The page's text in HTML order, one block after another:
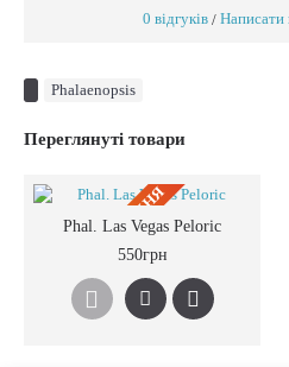
0 відгуків / Написати
Phalaenopsis
Переглянуті товари
ПIД ЗАМОВЛЕННЯ
Phal. Las Vegas Peloric
550грн